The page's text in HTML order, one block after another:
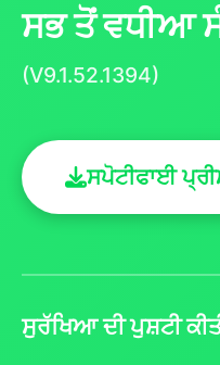
ਸਭ ਤੋਂ ਵਧੀਆ
(V9.1.52.1394)
ਸਪੋਟੀਫਾਈ
ਸੁਰੱਖਿਆ ਦੀ ਪੁਸ਼ਟੀ